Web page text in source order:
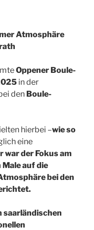
Atmosphäre
Oppener Boule-
in der
den Boule-
hierbei –wie so
eine
war der Fokus am
auf die
bei den
saarländischen